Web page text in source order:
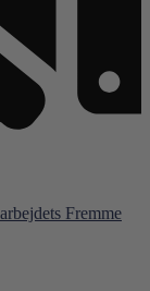
Fremme